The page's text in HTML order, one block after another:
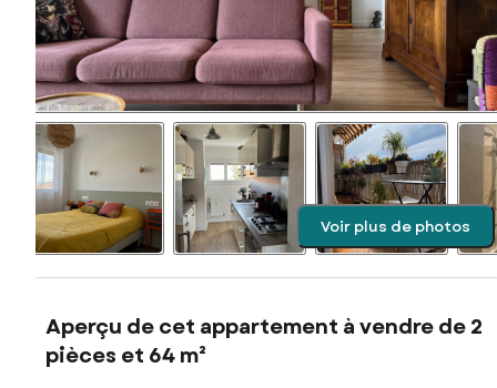
Voir plus de photos
Aperçu de cet appartement à vendre de 2
pièces et 64 m²